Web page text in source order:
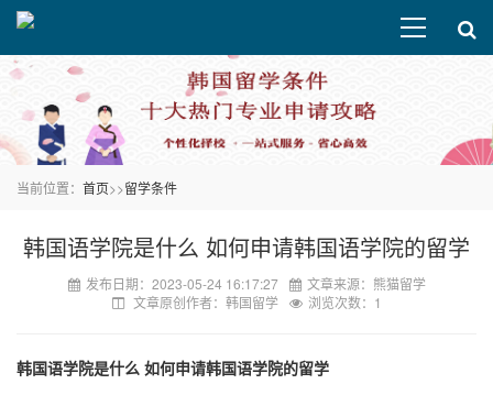
当前位置： 首页>>留学条件
韩国语学院是什么 如何申请韩国语学院的留学
发布日期：2023-05-24 16:17:27
文章来源：熊猫留学
文章原创作者：韩国留学
浏览次数：1
韩国语学院是什么 如何申请韩国语学院的留学